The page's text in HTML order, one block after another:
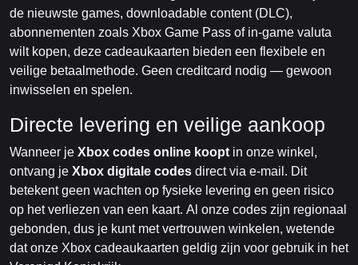
de nieuwste games, downloadable content (DLC),
abonnementen zoals Xbox Game Pass of in-game valuta
wilt kopen, deze cadeaukaarten bieden een flexibele en
veilige betaalmethode. Geen creditcard nodig — gewoon
inwisselen en spelen.
Directe levering en veilige aankoop
Wanneer je Xbox codes online koopt in onze winkel,
ontvang je Xbox digitale codes direct via e-mail. Dit
betekent geen wachten op fysieke levering en geen risico
op het verliezen van een kaart. Al onze codes zijn regionaal
gebonden, dus je kunt met vertrouwen winkelen, wetende
dat onze Xbox cadeaukaarten geldig zijn voor gebruik in het